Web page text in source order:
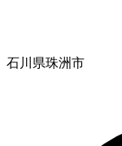
石川県珠洲市